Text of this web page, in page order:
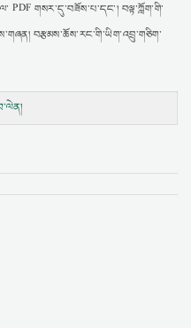
PDF གསར་དུ་བཟོས་པ་དང་། བལྟ་ཀློག་གི་
བརྩམས་ཆོས་རང་གི་ཡིག་འབྲུ་གཅིག་